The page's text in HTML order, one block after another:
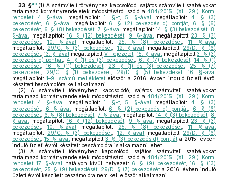
33. §49 (1) A számviteli törvényhez kapcsolódó, sajátos számviteli szabályokat
tartalmazó kormányrendeletek módosításáról szóló a484/2015. (XII. 29.) Korm.
rendelet 4. §-ával megállapított1. §-t,5. §-ával megállapított 4. § (3)
bekezdését
6. §-ával megállapított 6. § (2) bekezdés d) pontját
6. § (6)
bekezdését
6. § (8) bekezdését 7. §-ával megállapított 14. § (3) bekezdését
8.
§-ával megállapított 16. § (12) bekezdését 9. §-ával megállapított 23. § (3)
bekezdését ,10. §-ával megállapított 25. § (8) bekezdését, 11. §-ával
megállapított 29/C. § (3) bekezdését, 12. §-ával megállapított 29/D. § (6)
bekezdését ,13. §-ával megállapított V. Fejezetet 15. §-ával megállapított3. § (3)
bekezdés d) pontját ,4. § (1) és (3) bekezdését, 6. § (7) bekezdését, 14. § (1)
bekezdését
16. § (11) bekezdését 23. § (1) és (3) bekezdését
25. § (7)
bekezdését
29/C. § (1) bekezdését 29/D. § (5) bekezdését ,16. §-ával
megállapított 1–9. számú mellékletet először a 2016. évben induló üzleti évről
készített beszámolóra kell alkalmazni.
(2) A számviteli törvényhez kapcsolódó, sajátos számviteli szabályokat
tartalmazó kormányrendeletek módosításáról szóló a484/2015. (XII. 29.) Korm.
rendelet 4. §-ával megállapított1. §-t,5. §-ával megállapított 4. § (3)
bekezdését
6. §-ával megállapított 6. § (2) bekezdés d) pontját
6. § (6)
bekezdését
6. § (8) bekezdését 7. §-ával megállapított 14. § (3) bekezdését
8.
§-ával megállapított 16. § (12) bekezdését 9. §-ával megállapított 23. § (3)
bekezdését ,10. §-ával megállapított 25. § (8) bekezdését, 11. §-ával
megállapított 29/C. § (3) bekezdését, 12. §-ával megállapított 29/D. § (6)
bekezdését ,15. §-ával megállapított3. § (3) bekezdés d) pontjáta 2015. évben
induló üzleti évről készített beszámolóra is alkalmazni lehet.
(3) A számviteli törvényhez kapcsolódó, sajátos számviteli szabályokat
tartalmazó kormányrendeletek módosításáról szóló a484/2015. (XII. 29.) Korm.
rendelet 17. §-ával hatályon kívül helyezett 6. § (9) bekezdését,16. § (13)
bekezdését
25. § (9) bekezdését 29/D. § (7) bekezdését a 2016. évben induló
üzleti évről készített beszámolóra nem kell először alkalmazni.